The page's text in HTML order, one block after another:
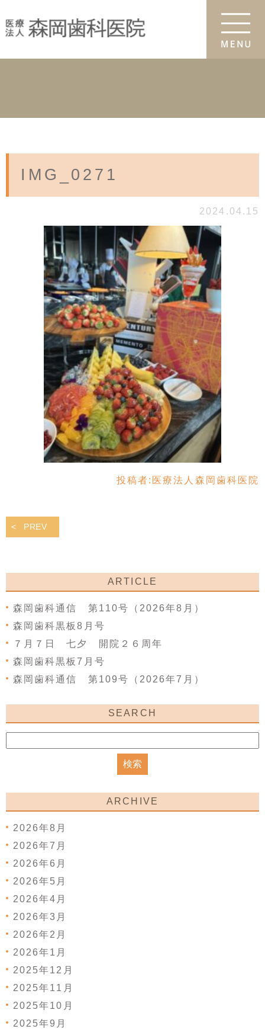
IMG_0271
2024.04.15
投稿者: 医療法人森岡歯科医院
PREV
ARTICLE
森岡歯科通信 第110号（2026年8月）
森岡歯科黒板8月号
７月７日 七夕 開院２６周年
森岡歯科黒板7月号
森岡歯科通信 第109号（2026年7月）
SEARCH
ARCHIVE
2026年8月
2026年7月
2026年6月
2026年5月
2026年4月
2026年3月
2026年2月
2026年1月
2025年12月
2025年11月
2025年10月
2025年9月